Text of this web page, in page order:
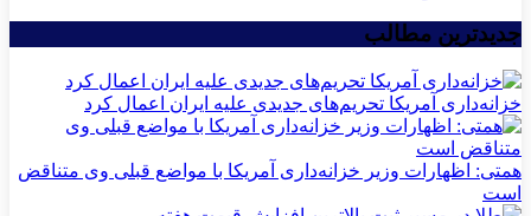
جدیدترین مطالب
خزانه‌داری آمریکا تحریم‌های جدیدی علیه ایران اعمال کرد
همتی: اظهارات وزیر خزانه‌داری آمریکا با مواضع قبلی وی متناقض
است